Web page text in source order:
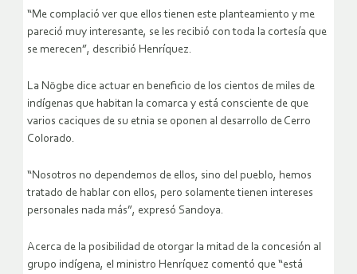
“Me complació ver que ellos tienen este planteamiento y me
pareció muy interesante, se les recibió con toda la cortesía que
se merecen”, describió Henríquez.
La Nögbe dice actuar en beneficio de los cientos de miles de
indígenas que habitan la comarca y está consciente de que
varios caciques de su etnia se oponen al desarrollo de Cerro
Colorado.
“Nosotros no dependemos de ellos, sino del pueblo, hemos
tratado de hablar con ellos, pero solamente tienen intereses
personales nada más”, expresó Sandoya.
Acerca de la posibilidad de otorgar la mitad de la concesión al
grupo indígena, el ministro Henríquez comentó que “está